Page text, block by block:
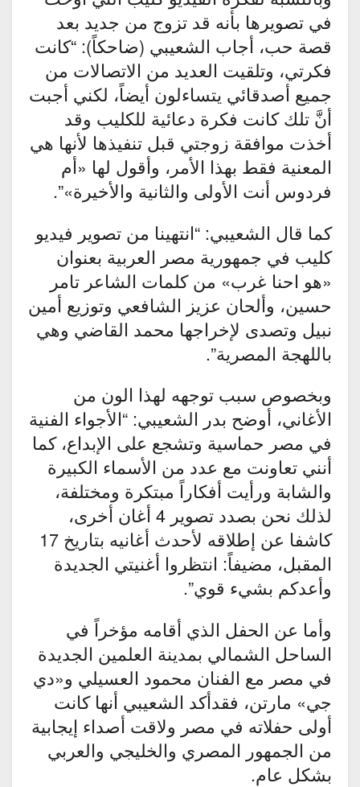
في تصويرها بأنه قد تزوج من جديد بعد
قصة حب، أجاب الشعيبي (ضاحكاً): “كانت
فكرتي، وتلقيت العديد من الاتصالات من
جميع أصدقائي يتساءلون أيضاً، لكني أجبت
أنَّ تلك كانت فكرة دعائية للكليب وقد
أخذت موافقة زوجتي قبل تنفيذها لأنها هي
المعنية فقط بهذا الأمر، وأقول لها «أم
فردوس أنت الأولى والثانية والأخيرة»”.
كما قال الشعيبي: “انتهينا من تصوير فيديو
كليب في جمهورية مصر العربية بعنوان
«هو احنا غرب» من كلمات الشاعر تامر
حسين، وألحان عزيز الشافعي وتوزيع أمين
نبيل وتصدى لإخراجها محمد القاضي وهي
باللهجة المصرية”.
وبخصوص سبب توجهه لهذا الون من
الأغاني، أوضح بدر الشعيبي: “الأجواء الفنية
في مصر حماسية وتشجع على الإبداع، كما
أنني تعاونت مع عدد من الأسماء الكبيرة
والشابة ورأيت أفكاراً مبتكرة ومختلفة،
لذلك نحن بصدد تصوير 4 أغان أخرى،
كاشفا عن إطلاقه لأحدث أغانيه بتاريخ 17
المقبل، مضيفاً: انتظروا أغنيتي الجديدة
وأعدكم بشيء قوي”.
وأما عن الحفل الذي أقامه مؤخراً في
الساحل الشمالي بمدينة العلمين الجديدة
في مصر مع الفنان محمود العسيلي و«دي
جي» مارتن، فقدأكد الشعيبي أنها كانت
أولى حفلاته في مصر ولاقت أصداء إيجابية
من الجمهور المصري والخليجي والعربي
بشكل عام.